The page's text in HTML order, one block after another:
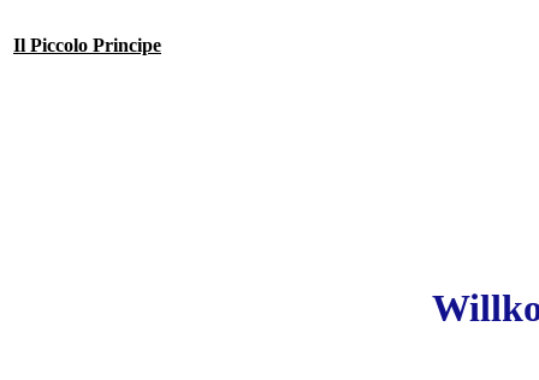
Il Piccolo Principe